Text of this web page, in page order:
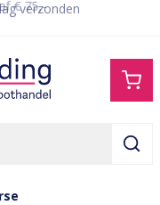
verzonden